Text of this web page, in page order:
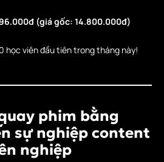
(giá gốc: 14.800.000đ)
học viên đầu tiên trong tháng này!
phim bằng
sự nghiệp content
nghiệp